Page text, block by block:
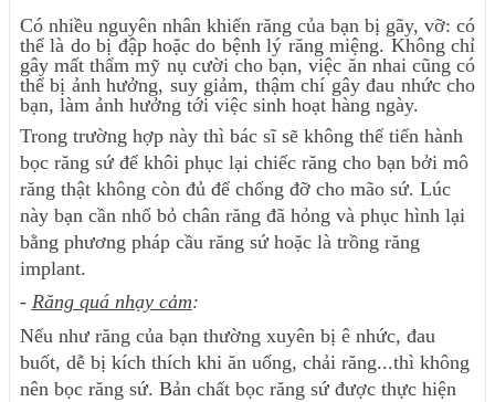
Có nhiều nguyên nhân khiến răng của bạn bị gãy, vỡ: có
thể là do bị đập hoặc do bệnh lý răng miệng. Không chỉ
gây mất thẩm mỹ nụ cười cho bạn, việc ăn nhai cũng có
thể bị ảnh hưởng, suy giảm, thậm chí gây đau nhức cho
bạn, làm ảnh hưởng tới việc sinh hoạt hàng ngày.
Trong trường hợp này thì bác sĩ sẽ không thể tiến hành
bọc răng sứ để khôi phục lại chiếc răng cho bạn bởi mô
răng thật không còn đủ để chống đỡ cho mão sứ. Lúc
này bạn cần nhổ bỏ chân răng đã hỏng và phục hình lại
bằng phương pháp cầu răng sứ hoặc là trồng răng
implant.
- Răng quá nhạy cảm:
Nếu như răng của bạn thường xuyên bị ê nhức, đau
buốt, dễ bị kích thích khi ăn uống, chải răng...thì không
nên bọc răng sứ. Bản chất bọc răng sứ được thực hiện